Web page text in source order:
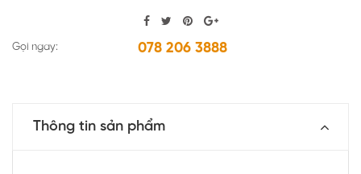
Gọi ngay: 078 206 3888
Thông tin sản phẩm